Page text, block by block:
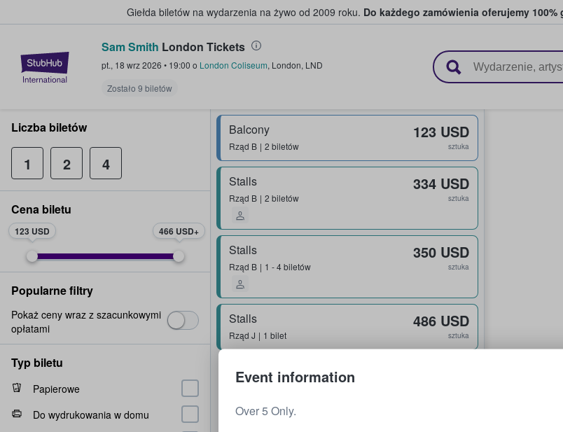
Giełda biletów na wydarzenia na żywo od 2009 roku. Do każdego zamówienia oferujemy 100%
StubHub — miejsce, w którym fani i kibice kupują i sprzedają bilety
Sam Smith London Tickets
pt., 18 wrz 2026 • 19:00 o London Coliseum, London, LND
Zostało 9 biletów
Balcony
Rząd B 2 biletów
123 USD
sztuka
Stalls
Rząd B 2 biletów
334 USD
sztuka
Stalls
Rząd B 1 - 4 biletów
350 USD
sztuka
Stalls
Rząd J 1 bilet
486 USD
sztuka
Liczba biletów
1 2 4
Cena biletu
123 USD 466 USD
Popularne filtry
Pokaż ceny wraz z szacunkowymi
opłatami
Typ biletu
Papierowe
Do wydrukowania w domu
Event information
Over 5 Only.